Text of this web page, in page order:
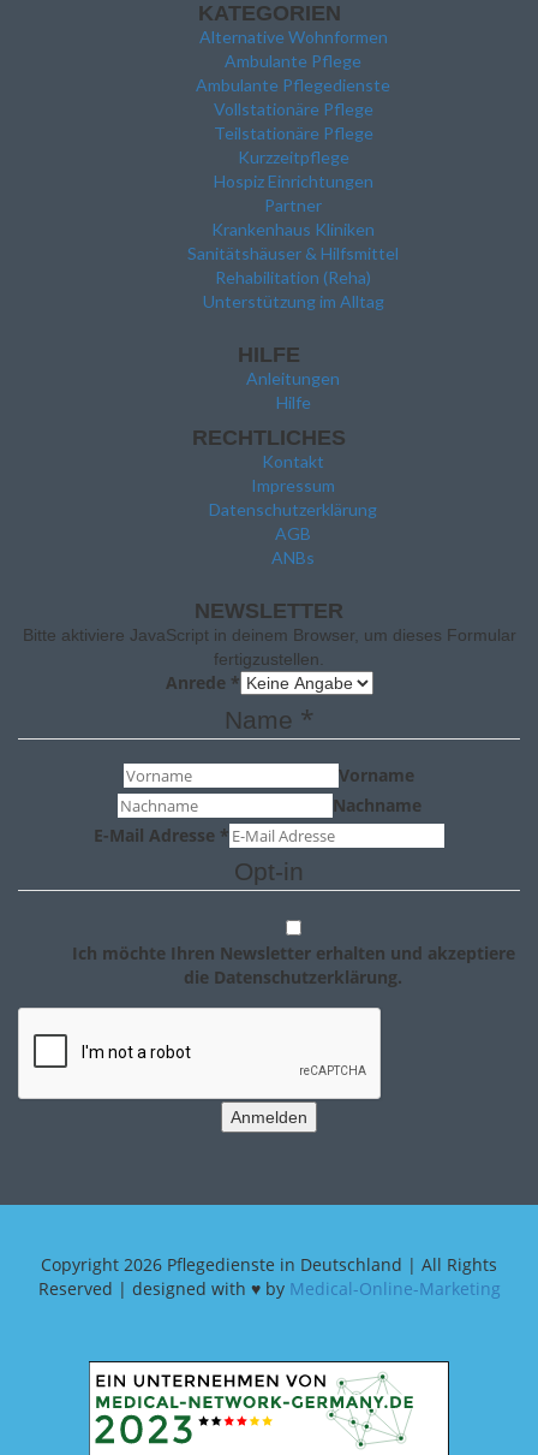
KATEGORIEN
Alternative Wohnformen
Ambulante Pflege
Ambulante Pflegedienste
Vollstationäre Pflege
Teilstationäre Pflege
Kurzzeitpflege
Hospiz Einrichtungen
Partner
Krankenhaus Kliniken
Sanitätshäuser & Hilfsmittel
Rehabilitation (Reha)
Unterstützung im Alltag
HILFE
Anleitungen
Hilfe
RECHTLICHES
Kontakt
Impressum
Datenschutzerklärung
AGB
ANBs
NEWSLETTER
Bitte aktiviere JavaScript in deinem Browser, um dieses Formular
fertigzustellen.
Anrede *
Name *
Vorname
Nachname
E-Mail Adresse *
Opt-in
Ich möchte Ihren Newsletter erhalten und akzeptiere
die Datenschutzerklärung.
Anmelden
Copyright 2026 Pflegedienste in Deutschland | All Rights
Reserved | designed with ♥ by Medical-Online-Marketing